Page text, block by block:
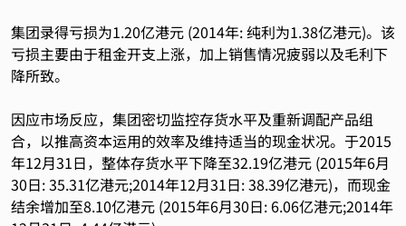
集团录得亏损为1.20亿港元 (2014年: 纯利为1.38亿港元)。该
亏损主要由于租金开支上涨，加上销售情况疲弱以及毛利下
降所致。
因应市场反应，集团密切监控存货水平及重新调配产品组
合，以推高资本运用的效率及维持适当的现金状况。于2015
年12月31日，整体存货水平下降至32.19亿港元 (2015年6月
30日: 35.31亿港元;2014年12月31日: 38.39亿港元)，而现金
结余增加至8.10亿港元 (2015年6月30日: 6.06亿港元;2014年